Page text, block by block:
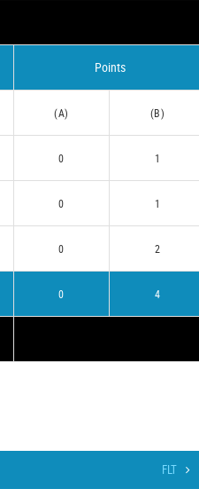
Points
(A) (B)
0 1
0 1
0 2
0 4
FLT